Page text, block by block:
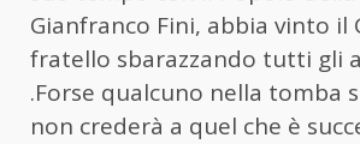
Gianfranco Fini, abbia vinto il
fratello sbarazzando tutti gli
.Forse qualcuno nella tomba
non crederà a quel che è